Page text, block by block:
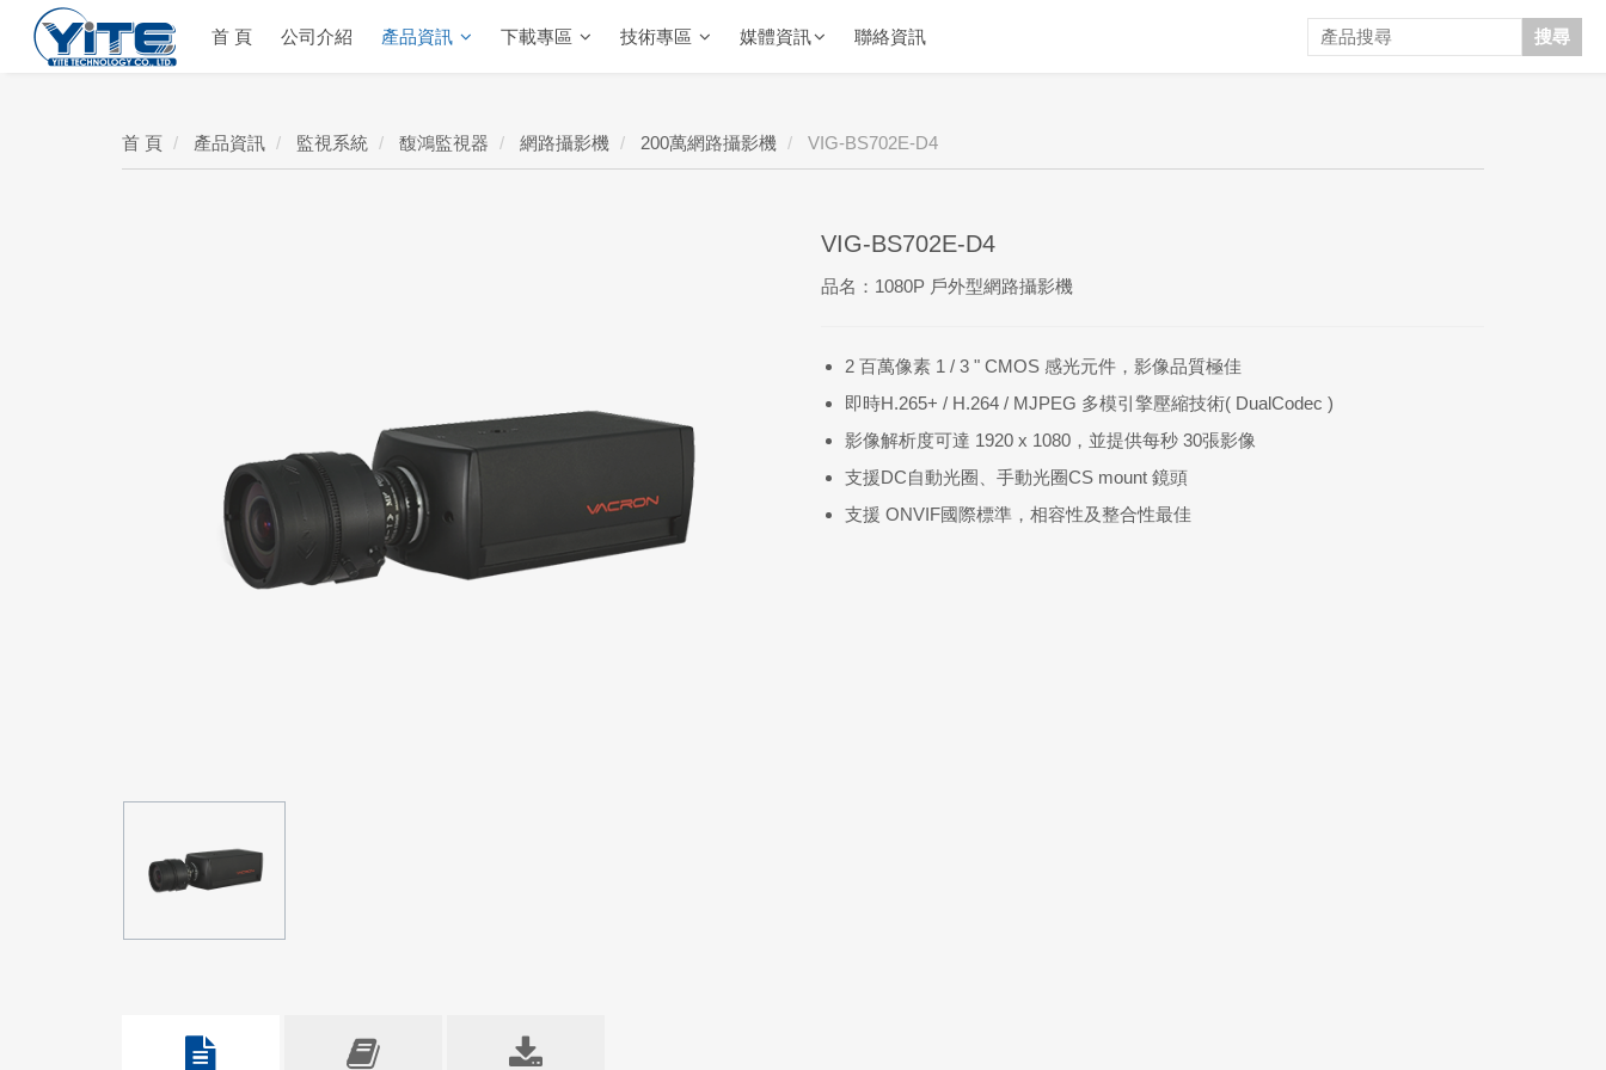
YITE Technology 首 頁 公司介紹 產品資訊 下載專區 技術專區 媒體資訊 聯絡資訊 搜尋
首 頁 產品資訊 監視系統 馥鴻監視器 網路攝影機 200萬網路攝影機 VIG-BS702E-D4
VIG-BS702E-D4
品名：1080P 戶外型網路攝影機
2 百萬像素 1 / 3 " CMOS 感光元件，影像品質極佳
即時H.265+ / H.264 / MJPEG 多模引擎壓縮技術( DualCodec )
影像解析度可達 1920 x 1080，並提供每秒 30張影像
支援DC自動光圈、手動光圈CS mount 鏡頭
支援 ONVIF國際標準，相容性及整合性最佳